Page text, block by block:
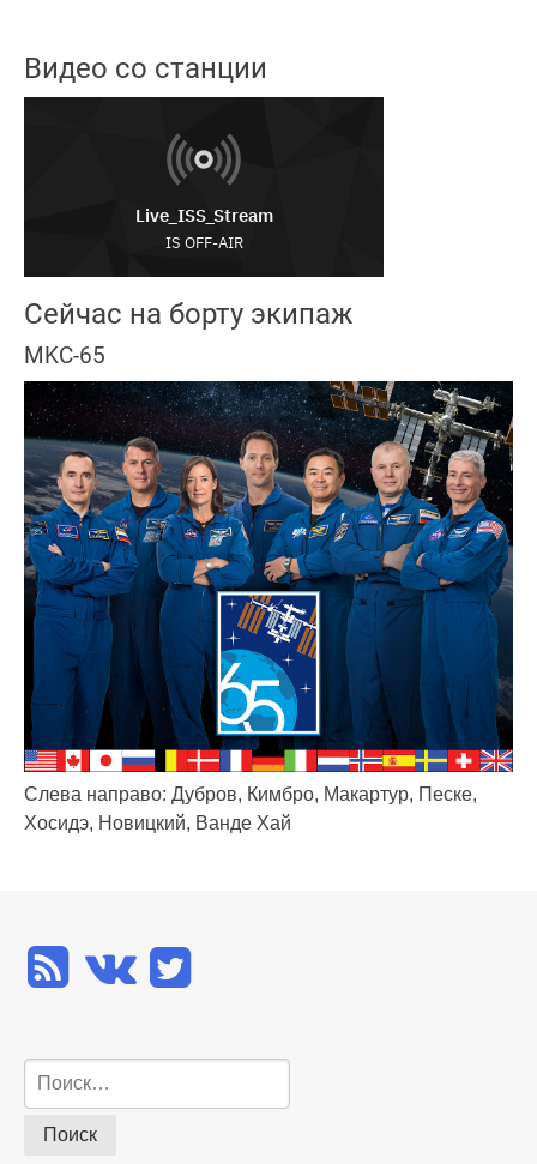
Видео со станции
Сейчас на борту экипаж
MKC-65
Слева направо: Дубров, Кимбро, Макартур, Песке,
Хосидэ, Новицкий, Ванде Хай
Найти: